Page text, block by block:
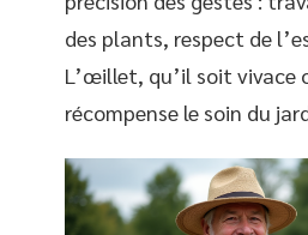
des plants, respect de
L’œillet, qu’il soit vivace
récompense le soin du